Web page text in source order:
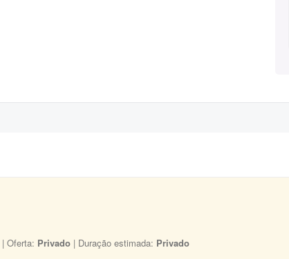
| Oferta: Privado | Duração estimada: Privado